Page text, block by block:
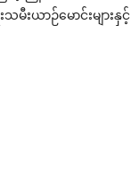
ယာဉ်မောင်းများနှင့်